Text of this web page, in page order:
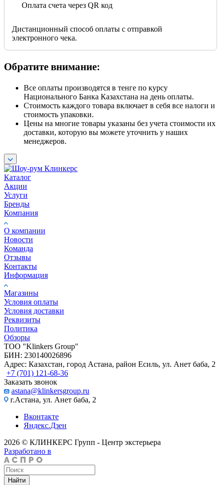
Оплата счета через QR код
Дистанционный способ оплаты с отправкой
электронного чека.
Обратите внимание:
Все оплаты производятся в тенге по курсу
Национального Банка Казахстана на день оплаты.
Стоимость каждого товара включает в себя все налоги и
стоимость упаковки.
Цены на многие товары указаны без учета стоимости их
доставки, которую вы можете уточнить у наших
менеджеров.
Каталог
Акции
Услуги
Бренды
Компания
О компании
Новости
Команда
Отзывы
Контакты
Информация
Магазины
Условия оплаты
Условия доставки
Реквизиты
Политика
Обзоры
TOO "Klinkers Group"
БИН: 230140026896
Адрес: Казахстан, город Астана, район Есиль, ул. Анет баба, 2
+7 (701) 121-68-36
Заказать звонок
astana@klinkersgroup.ru
г.Астана, ул. Анет баба, 2
Вконтакте
Яндекс.Дзен
2026 © КЛИНКЕРС Групп - Центр экстерьера
Разработано в
Найти